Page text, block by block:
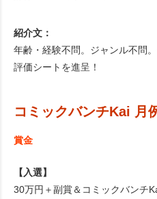
紹介文：
年齢・経験不問。ジャンル不問
評価シートを進呈！
コミックバンチKai 月
賞金
【入選】
30万円＋副賞＆コミックバンチ